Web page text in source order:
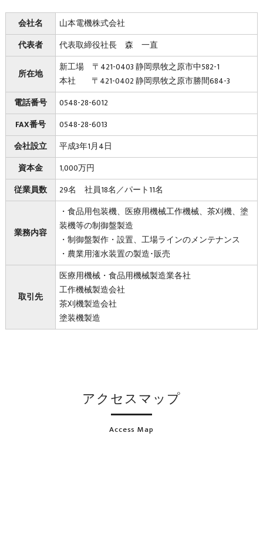
会社名
山本電機株式会社
代表者
代表取締役社長 森 一直
所在地
新工場 〒421-0403 静岡県牧之原市中582-1
本社 〒421-0402 静岡県牧之原市勝間684-3
電話番号
0548-28-6012
FAX番号
0548-28-6013
会社設立
平成3年1月4日
資本金
1,000万円
従業員数
29名 社員18名／パート11名
業務内容
・食品用包装機、医療用機械工作機械、茶刈機、塗
装機等の制御盤製造
・制御盤製作・設置、工場ラインのメンテナンス
・農業用潅水装置の製造･販売
取引先
医療用機械・食品用機械製造業各社
工作機械製造会社
茶刈機製造会社
塗装機製造
アクセスマップ
Access Map